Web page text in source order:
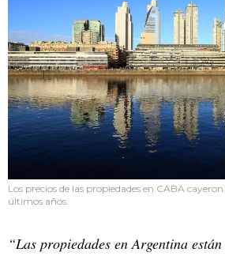
Los precios de las propiedades en CABA
últimos años.
“Las propiedades en Argentina